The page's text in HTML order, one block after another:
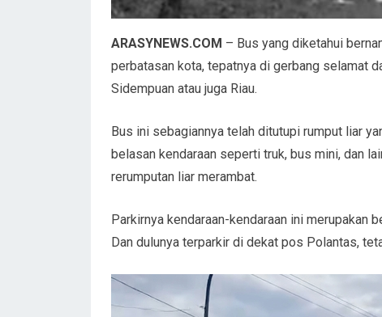
ARASYNEWS.COM – Bus yang diketahui
perbatasan kota, tepatnya di gerbang selamat
Sidempuan atau juga Riau.
Bus ini sebagiannya telah ditutupi rumput liar
belasan kendaraan seperti truk, bus mini, dan
rerumputan liar merambat.
Parkirnya kendaraan-kendaraan ini merupakan
Dan dulunya terparkir di dekat pos Polantas,